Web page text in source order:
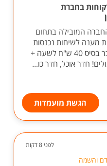
בחברת
המובילה בתחום
מענה לשיחות נכנסות
ומתן שירות מקצועי ללקוח שכר בסיס 40 ש"ח לשעה +
חדר אוכל, חדר כו...
הגשת מועמדות
לפני 8 דקות